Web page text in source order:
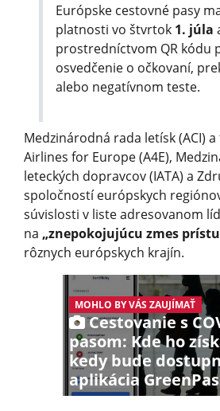
Európske cestovné pasy
platnosti vo štvrtok 1. júla
prostredníctvom QR kódu
osvedčenie o očkovaní,
alebo negatívnom teste.
Medzinárodná rada letísk (ACI)
Airlines for Europe (A4E),
leteckých dopravcov (IATA) a
spoločností európskych
súvislosti v liste adresovanom
na „znepokojujúcu zmes
rôznych európskych krajín.
MOHLO BY VÁS ZAUJÍMAŤ
Cestovanie s
pasom: Kde ho
kedy bude
aplikácia